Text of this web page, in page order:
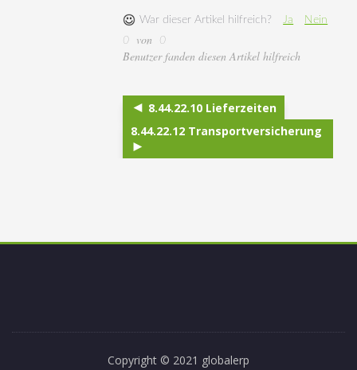
War dieser Artikel hilfreich? Ja
Nein
0
von 0
Benutzer fanden diesen Artikel hilfreich
8.44.22.10 Lieferzeiten
8.44.22.12 Transportversicherung
Copyright © 2021 globalerp